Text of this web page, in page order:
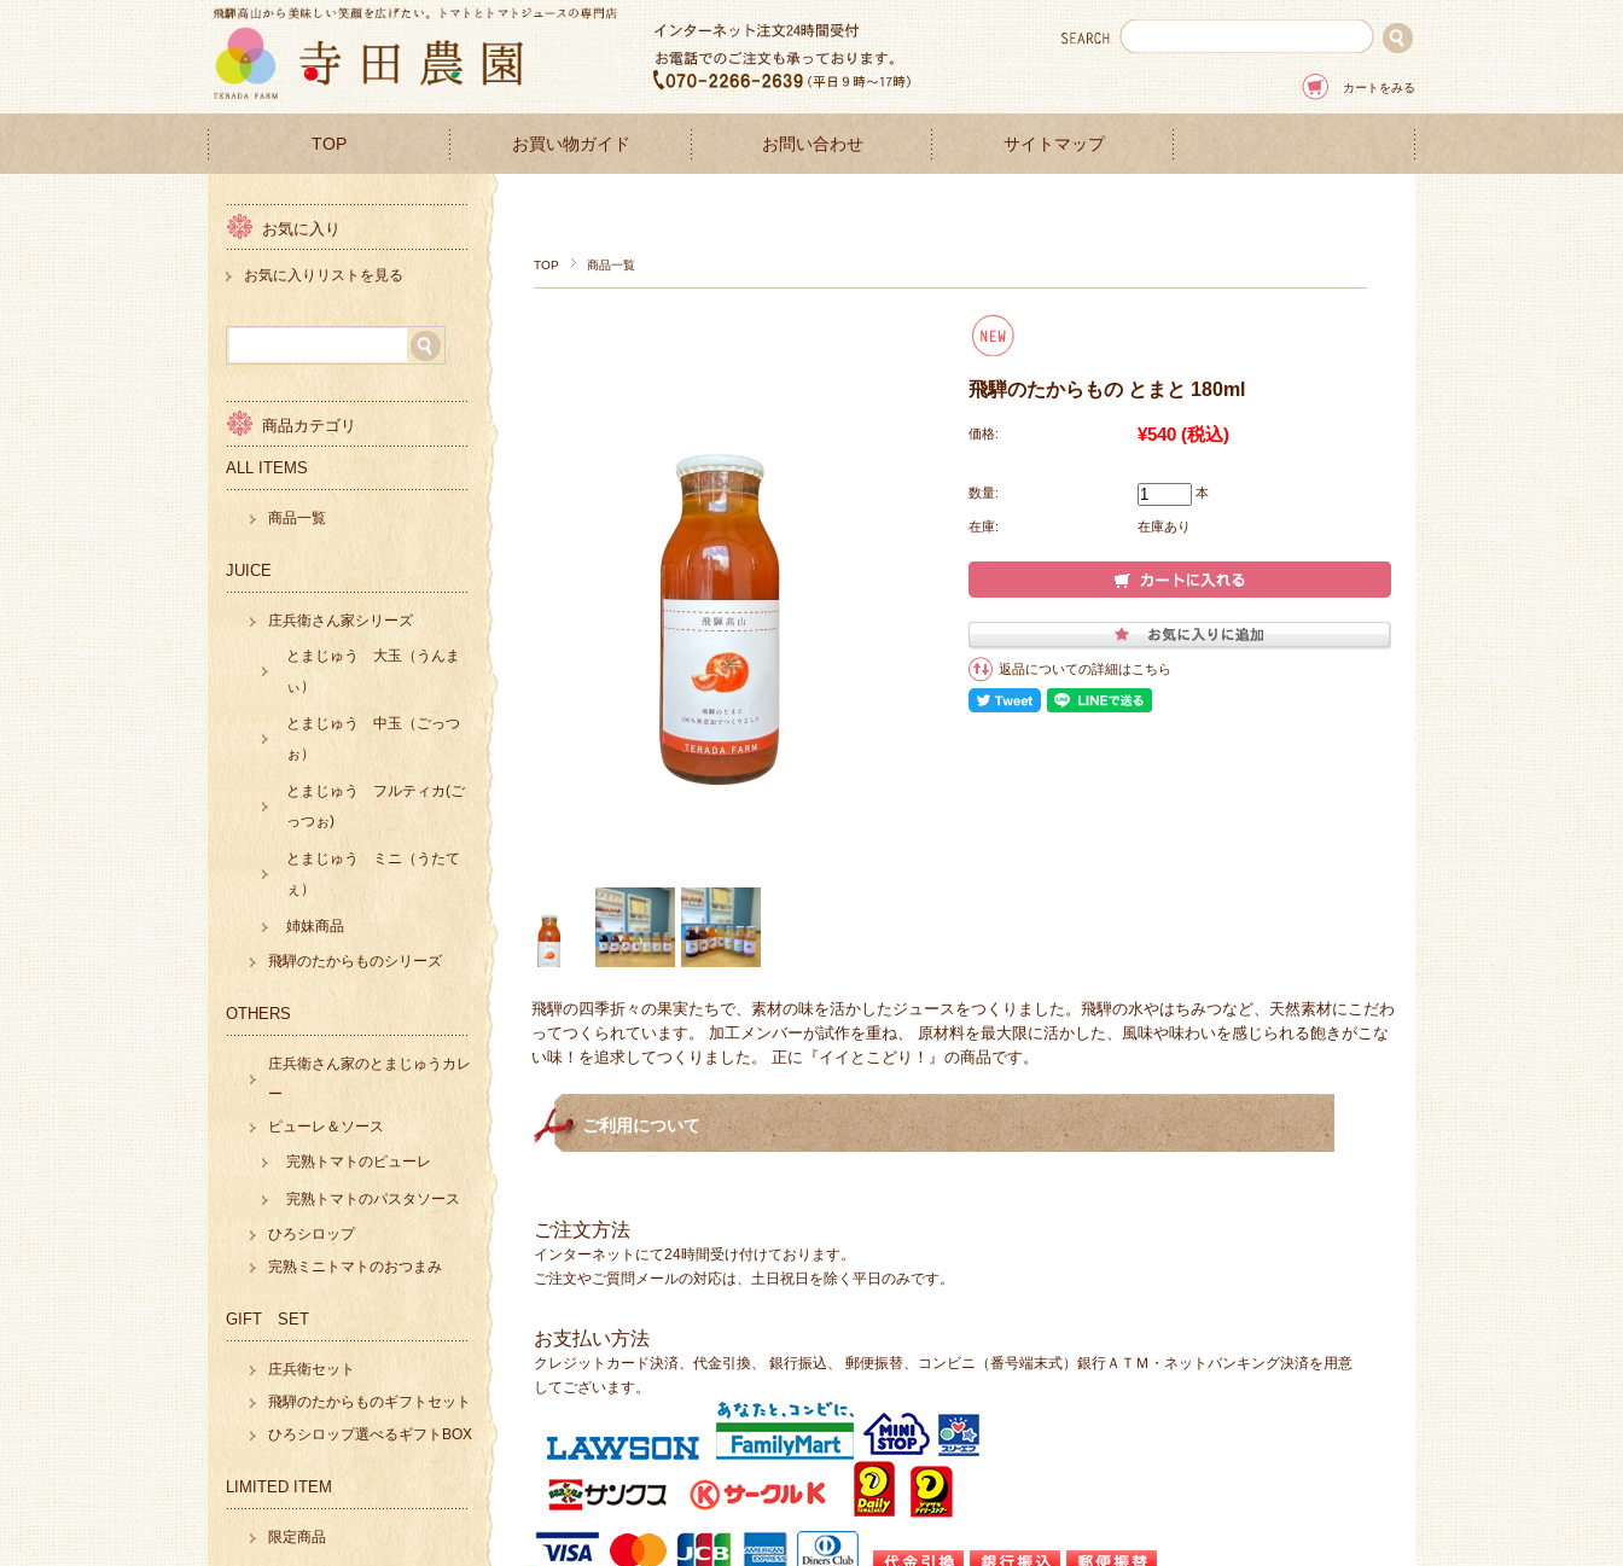
カートをみる
TOP お買い物ガイド お問い合わせ サイトマップ
TOP 商品一覧
飛騨のたからもの とまと 180ml
価格: ¥540 (税込)
数量: 本
在庫: 在庫あり
返品についての詳細はこちら
飛騨の四季折々の果実たちで、素材の味を活かしたジュースをつくりました。飛騨の水やはちみつなど、天然素材にこだわ
ってつくられています。 加工メンバーが試作を重ね、 原材料を最大限に活かした、風味や味わいを感じられる飽きがこな
い味！を追求してつくりました。 正に『イイとこどり！』の商品です。
ご利用について
ご注文方法
インターネットにて24時間受け付けております。
ご注文やご質問メールの対応は、土日祝日を除く平日のみです。
お支払い方法
クレジットカード決済、代金引換、 銀行振込、 郵便振替、コンビニ（番号端末式）銀行ＡＴＭ・ネットバンキング決済を用意
してございます。
お気に入り
お気に入りリストを見る
商品カテゴリ
ALL ITEMS
商品一覧
JUICE
庄兵衛さん家シリーズ
とまじゅう 大玉（うんま
ぃ）
とまじゅう 中玉（ごっつ
ぉ）
とまじゅう フルティカ(ご
っつぉ)
とまじゅう ミニ（うたて
ぇ）
姉妹商品
飛騨のたからものシリーズ
OTHERS
庄兵衛さん家のとまじゅうカレ
ー
ピューレ＆ソース
完熟トマトのピューレ
完熟トマトのパスタソース
ひろシロップ
完熟ミニトマトのおつまみ
GIFT SET
庄兵衛セット
飛騨のたからものギフトセット
ひろシロップ選べるギフトBOX
LIMITED ITEM
限定商品